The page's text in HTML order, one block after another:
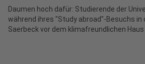
Daumen hoch dafür: Studierende der
während ihres "Study abroad"-Besuchs in
Saerbeck vor dem klimafreundlichen Haus